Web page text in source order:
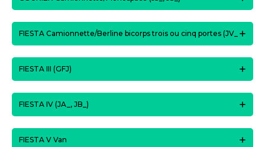
FIESTA Camionnette/Berline bicorps trois ou cinq portes (JV_
FIESTA III (GFJ)
FIESTA IV (JA_, JB_)
FIESTA V Van